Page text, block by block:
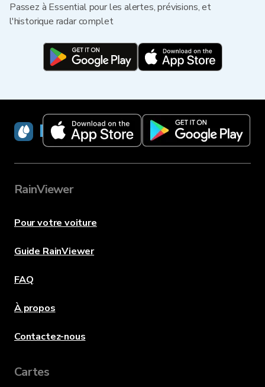
Passez à Essential pour les alertes, prévisions, et
l'historique radar complet
RainViewer
RainViewer
Pour votre voiture
Guide RainViewer
FAQ
À propos
Contactez-nous
Cartes